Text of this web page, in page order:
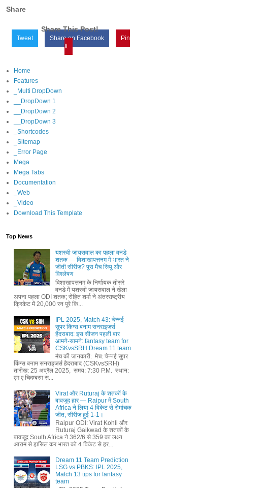
Share
Share This Post!
Tweet Share on Facebook
Pin
It
Home
Features
_Multi DropDown
__DropDown 1
__DropDown 2
__DropDown 3
_Shortcodes
_Sitemap
_Error Page
Mega
Mega Tabs
Documentation
_Web
_Video
Download This Template
Top News
यशस्वी जायसवाल का पहला वनडे
शतक — विशाखापत्तनम में भारत ने
जीती सीरीज़? पूरा मैच रिव्यू और
विश्लेषण
विशाखापत्तनम के निर्णायक तीसरे
वनडे में यशस्वी जायसवाल ने खेला
अपना पहला ODI शतक; रोहित शर्मा ने अंतरराष्ट्रीय
क्रिकेट में 20,000 रन पूरे कि...
IPL 2025, Match 43: चेन्नई
सुपर किंग्स बनाम सनराइजर्स
हैदराबाद: इस सीजन पहली बार
आमने-सामने: fantasy team for
CSKvsSRH Dream 11 team
मैच की जानकारी: मैच: चेन्नई सुपर
किंग्स बनाम सनराइजर्स हैदराबाद (CSKvsSRH)
तारीख: 25 अप्रैल 2025, समय: 7:30 P.M. स्थान:
एम ए चिदम्बरम स...
Virat और Ruturaj के शतकों के
बावजूद हार — Raipur में South
Africa ने लिया 4 विकेट से रोमांचक
जीत, सीरीज़ हुई 1-1।
Raipur ODI: Virat Kohli और
Ruturaj Gaikwad के शतकों के
बावजूद South Africa ने 362/6 से 359 का लक्ष्‍य
आराम से हासिल कर भारत को 4 विकेट से हर...
Dream 11 Team Prediction
LSG vs PBKS: IPL 2025,
Match 13 tips for fantasy
team